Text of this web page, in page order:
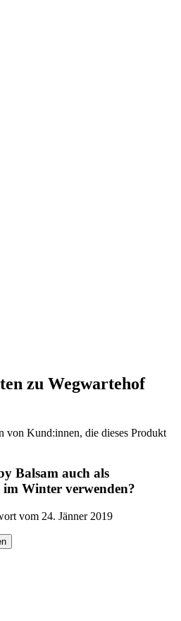
zu Wegwartehof
von Kund:innen, die dieses Produkt
Balsam auch als
im Winter verwenden?
vom 24. Jänner 2019